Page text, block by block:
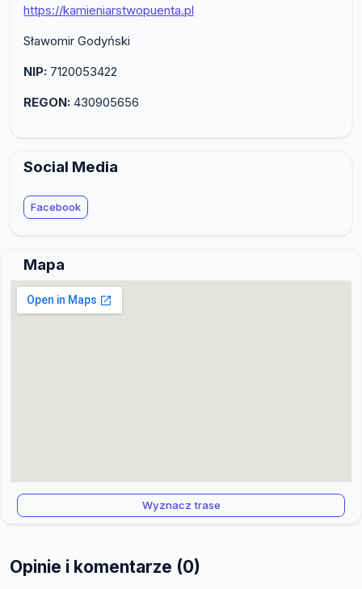
https://kamieniarstwopuenta.pl
Sławomir Godyński
NIP: 7120053422
REGON: 430905656
Social Media
Facebook
Mapa
Wyznacz trase
Opinie i komentarze (0)